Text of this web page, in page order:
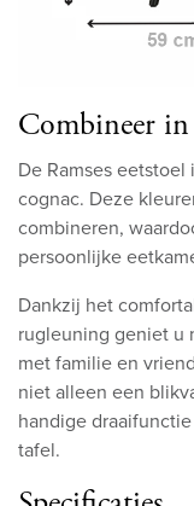
Combineer
De Ramses
cognac. Deze
combineren,
persoonlijke
Dankzij het
rugleuning geniet u
met familie en
niet alleen een
handige
tafel.